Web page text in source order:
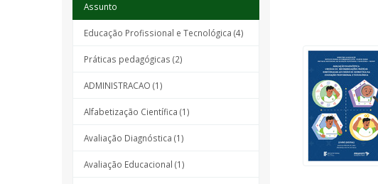
Assunto
Educação Profissional e Tecnológica (4)
Práticas pedagógicas (2)
ADMINISTRACAO (1)
Alfabetização Científica (1)
Avaliação Diagnóstica (1)
Avaliação Educacional (1)